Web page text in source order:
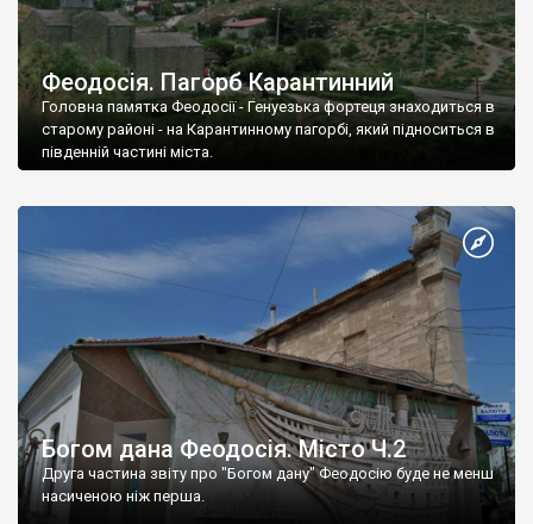
Феодосія. Пагорб Карантинний
Головна памятка Феодосії - Генуезька фортеця знаходиться в
старому районі - на Карантинному пагорбі, який підноситься в
південній частині міста.
Богом дана Феодосія. Місто Ч.2
Друга частина звіту про "Богом дану" Феодосію буде не менш
насиченою ніж перша.